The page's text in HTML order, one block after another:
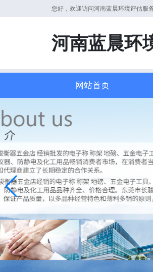
您好，欢迎访问河南蓝晨环境评估服
河南蓝晨环
网站首页